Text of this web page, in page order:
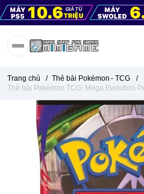
Trang chủ / Thẻ bài Pokémon - TCG
/
Thẻ bài Pokémon TCG: Mega Evolution